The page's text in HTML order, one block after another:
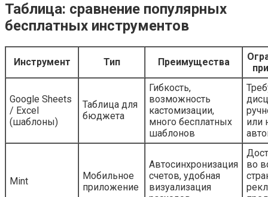
Таблица: сравнение популярных
бесплатных инструментов
Инструмент Тип Преимущества
Google Sheets
/ Excel
(шаблоны)
Таблица для
бюджета
Гибкость,
возможность
кастомизации,
много бесплатных
шаблонов
или
Mint
Мобильное
приложение
Автосинхронизация
счетов, удобная
визуализация
во